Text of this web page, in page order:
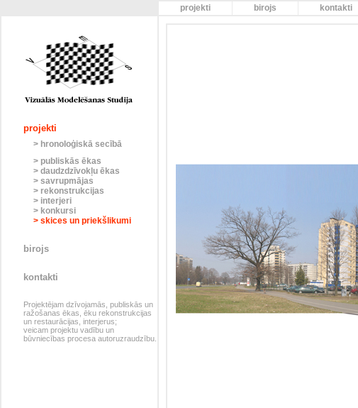
projekti birojs kontakti
projekti
> hronoloģiskā secībā
> publiskās ēkas
> daudzdzīvokļu ēkas
> savrupmājas
> rekonstrukcijas
> interjeri
> konkursi
> skices un priekšlikumi
birojs
kontakti
Projektējam dzīvojamās, publiskās un
ražošanas ēkas, ēku rekonstrukcijas
un restaurācijas, interjerus;
veicam projektu vadību un
būvniecības procesa autoruzraudzību.